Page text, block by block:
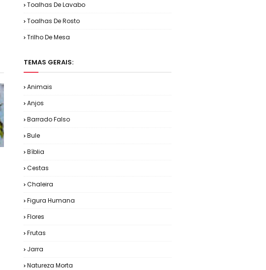
Toalhas De Lavabo
Toalhas De Rosto
Trilho De Mesa
TEMAS GERAIS:
Animais
Anjos
Barrado Falso
Bule
Bíblia
Cestas
Chaleira
Figura Humana
Flores
Frutas
Jarra
Natureza Morta